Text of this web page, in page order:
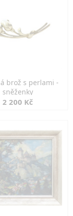
brož s perlami -
sněženky
2 200 Kč